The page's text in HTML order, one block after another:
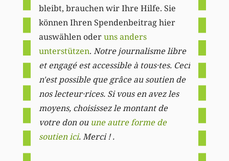
bleibt, brauchen wir Ihre Hilfe. Sie
können Ihren Spendenbeitrag hier
auswählen oderuns anders
unterstützen. Notre journalisme libre
et engagé est accessible à tous·tes. Ceci
n'est possible que grâce au soutien de
nos lecteur·rices. Si vous en avez les
moyens, choisissez le montant de
votre don ou une autre forme de
soutien ici. Merci ! .